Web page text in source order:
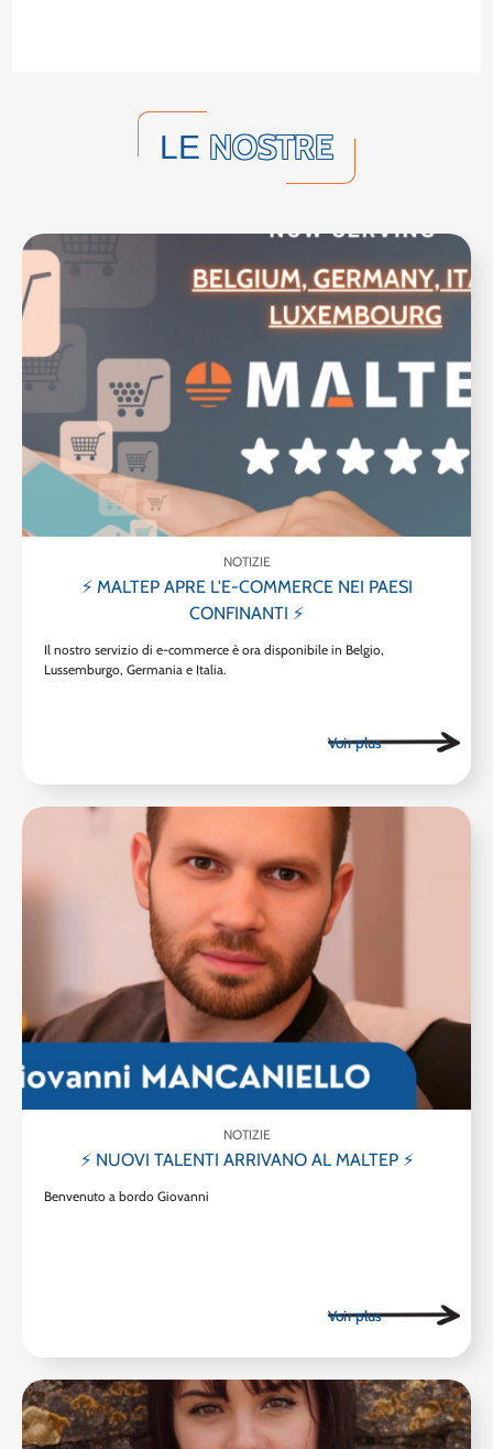
LE NOSTRE
NOTIZIE
⚡ MALTEP APRE L'E-COMMERCE NEI PAESI
CONFINANTI ⚡
Il nostro servizio di e-commerce è ora disponibile in Belgio,
Lussemburgo, Germania e Italia.
NOTIZIE
⚡ NUOVI TALENTI ARRIVANO AL MALTEP ⚡
Benvenuto a bordo Giovanni